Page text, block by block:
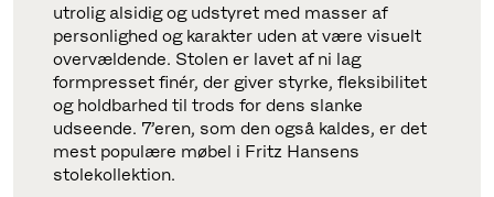
utrolig alsidig og udstyret med masser af
personlighed og karakter uden at være visuelt
overvældende. Stolen er lavet af ni lag
formpresset finér, der giver styrke, fleksibilitet
og holdbarhed til trods for dens slanke
udseende. 7’eren, som den også kaldes, er det
mest populære møbel i Fritz Hansens
stolekollektion.